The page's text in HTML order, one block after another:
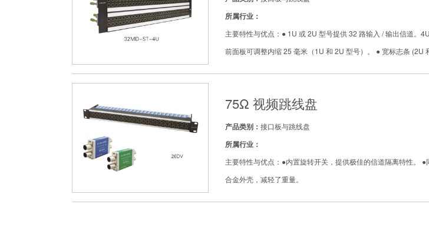
所属行业：
主要特性与优点：● 1U 或 2U 型号提供 32 路输入 / 输出信道。
前面板可调整内缩 25 毫米（1U 和 2U 型号）。 ● 宽标志条 (2U
75Ω 视频跳线盘
产品类别： 接口板与跳线盘
所属行业：
主要特性与优点：●内置旋转开关，提供极佳的信道隔离特性。
合金外壳，减轻了重量。